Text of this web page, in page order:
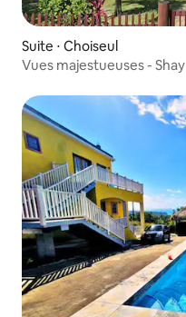
Suite ⋅ Choiseul
Vues majestueuses - Shay